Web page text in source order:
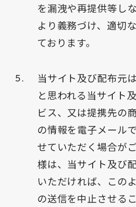
を漏洩や再提供等し
より義務づけ、適切
ております。
当サイト及び配布元
と思われる当サイト
ビス、又は提携先の
の情報を電子メール
せていただく場合が
様は、当サイト及び
いただければ、この
の送信を中止させる